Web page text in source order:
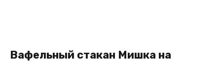
Вафельный стакан Мишка на